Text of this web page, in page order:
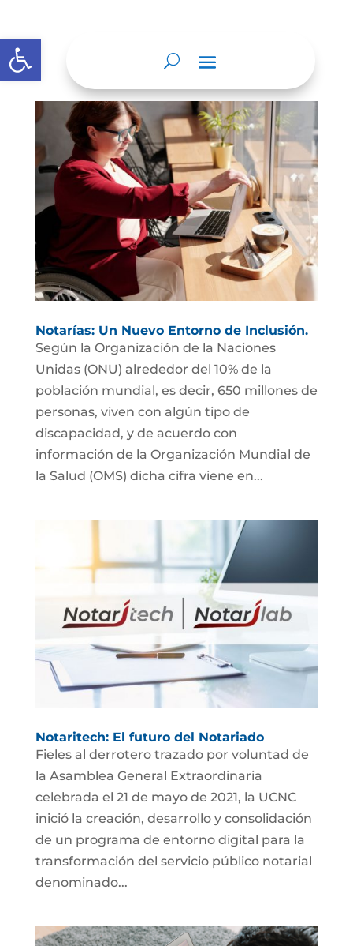
Abrir barra de herramientas
Notarías: Un Nuevo Entorno de Inclusión.
Según la Organización de la Naciones
Unidas (ONU) alrededor del 10% de la
población mundial, es decir, 650 millones de
personas, viven con algún tipo de
discapacidad, y de acuerdo con
información de la Organización Mundial de
la Salud (OMS) dicha cifra viene en...
Notaritech: El futuro del Notariado
Fieles al derrotero trazado por voluntad de
la Asamblea General Extraordinaria
celebrada el 21 de mayo de 2021, la UCNC
inició la creación, desarrollo y consolidación
de un programa de entorno digital para la
transformación del servicio público notarial
denominado...